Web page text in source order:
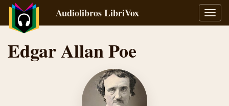
Audiolibros LibriVox
Edgar Allan Poe